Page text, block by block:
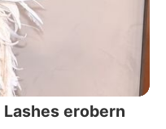
erobern